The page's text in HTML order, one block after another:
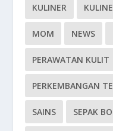
KULINER
MOM NEWS
PERAWATAN KULIT
PERKEMBANGAN
SAINS SEPAK